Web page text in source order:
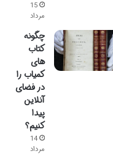
15
مرداد
چگونه
کتاب
های
کمیاب را
در فضای
آنلاین
پیدا
کنیم؟
14
مرداد